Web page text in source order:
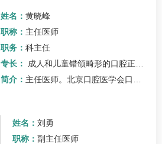
姓名： 黄晓峰
职称： 主任医师
职务： 科主任
专长：
成人和儿童错颌畸形的口腔正畸
简介： 主任医师。北京口腔医学会口腔正畸专业委员会常委、国际期刊Cell Proliferation, Archives of Oral Biology, Oral Diseases, J P…
姓名： 刘勇
职称： 副主任医师